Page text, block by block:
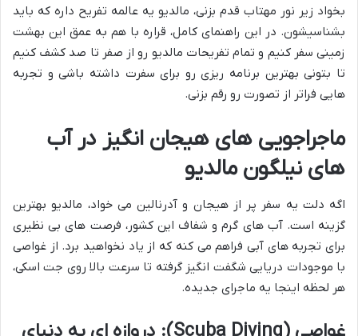
بخواد زیر نور مهتاب قدم بزنی، مالدیو یه عالمه تفریح داره که باید
بشناسیشون. در این راهنمای کامل، قراره با هم به عمق این بهشت
زمینی سفر کنیم و تمام تفریحات مالدیو رو از صفر تا صد کشف کنیم
تا بتونی بهترین برنامه ریزی رو برای سفرت داشته باشی و تجربه
هایی فراتر از تصورت رو رقم بزنی.
ماجراجویی های هیجان انگیز در آب
های نیلگون مالدیو
اگه دلت یه سفر پر از هیجان و آدرنالین می خواد، مالدیو بهترین
گزینه است. آب های گرم و شفاف این کشور، فرصت های بی نظیری
برای تجربه های آبی فراهم می کنه که از یاد نخواهید برد. از غواصی
با موجودات دریایی شگفت انگیز گرفته تا سرعت بالا روی جت اسکی،
هر لحظه اینجا یه ماجرای جدیده.